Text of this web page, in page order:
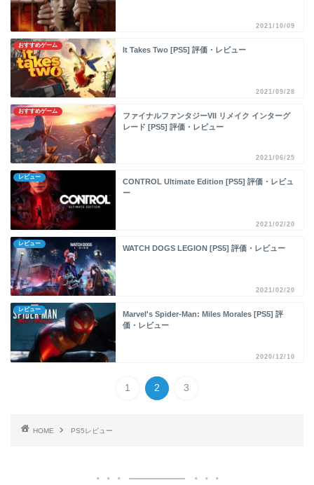
2021/10/09
おすすめゲーム
It Takes Two [PS5] 評価・レビュー
2021/09/28
おすすめゲーム
ファイナルファンタジーVII リメイク インターグ
レード [PS5] 評価・レビュー
2021/06/25
レビュー
CONTROL Ultimate Edition [PS5] 評価・レビュ
ー
2021/02/20
レビュー
WATCH DOGS LEGION [PS5] 評価・レビュー
2021/02/20
レビュー
Marvel's Spider-Man: Miles Morales [PS5] 評
価・レビュー
2020/12/10
1 2 3
HOME PS5レビュー